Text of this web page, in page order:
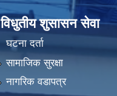
विधुतीय शुसासन सेवा
घटना दर्ता
सामाजिक सुरक्षा
नागरिक वडापत्र